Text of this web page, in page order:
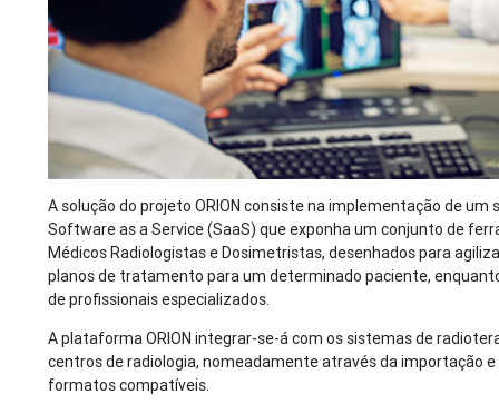
A solução do projeto ORION consiste na implementação de um
Software as a Service (SaaS) que exponha um conjunto de
Médicos Radiologistas e Dosimetristas, desenhados para
planos de tratamento para um determinado paciente,
de profissionais especializados.
A plataforma ORION integrar-se-á com os sistemas de
centros de radiologia, nomeadamente através da importação
formatos compatíveis.